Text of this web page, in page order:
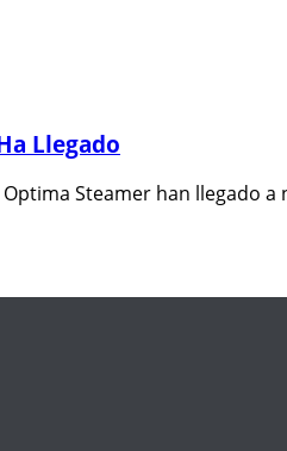
Llegado
Steamer han llegado